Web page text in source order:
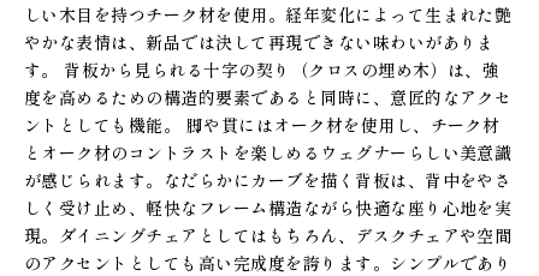
しい木目を持つチーク材を使用。経年変化によって生まれた艶
やかな表情は、新品では決して再現できない味わいがありま
す。 背板から見られる十字の契り（クロスの埋め木）は、強
度を高めるための構造的要素であると同時に、意匠的なアクセ
ントとしても機能。 脚や貫にはオーク材を使用し、チーク材
とオーク材のコントラストを楽しめるウェグナーらしい美意識
が感じられます。なだらかにカーブを描く背板は、背中をやさ
しく受け止め、軽快なフレーム構造ながら快適な座り心地を実
現。ダイニングチェアとしてはもちろん、デスクチェアや空間
のアクセントとしても高い完成度を誇ります。シンプルであり